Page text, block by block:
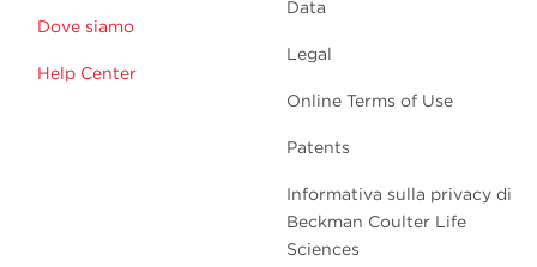
Dove siamo
Help Center
Data
Legal
Online Terms of Use
Patents
Informativa sulla privacy di
Beckman Coulter Life
Sciences